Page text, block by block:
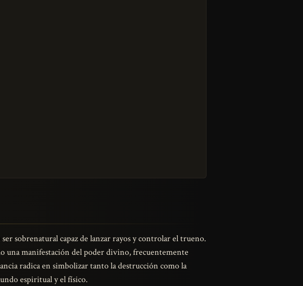
sobrenatural capaz de lanzar rayos y controlar el trueno.
una manifestación del poder divino, frecuentemente
radica en simbolizar tanto la destrucción como la
espiritual y el físico.